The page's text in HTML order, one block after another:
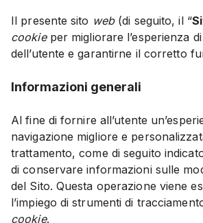
Il presente sito web(di seguito, il “
cookieper migliorare l’esperienza
dell’utente e garantirne il corretto
Informazioni generali
Al fine di fornire all’utente
navigazione migliore e
trattamento, come di seguito
di conservare informazioni sulle
del Sito. Questa operazione viene
l’impiego di strumenti di
cookie.